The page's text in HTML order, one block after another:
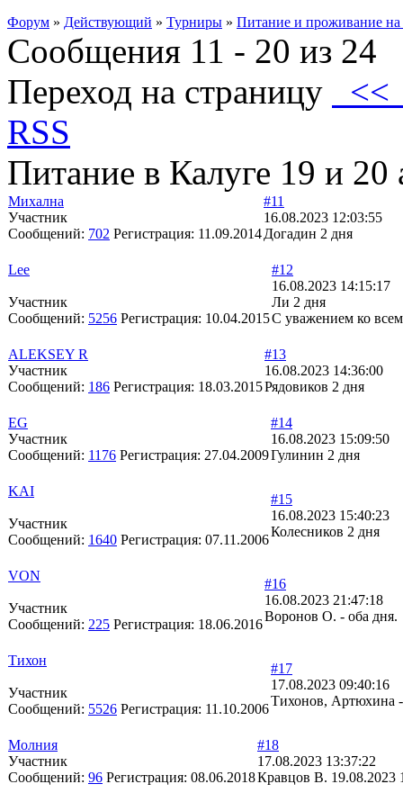
Форум » Действующий » Турниры » Питание и проживание на
Сообщения 11 - 20 из 24
Переход на страницу
RSS
Питание в Калуге 19 и 20
Михална
Участник
Сообщений: 702 Регистрация: 11.09.2014
#11
16.08.2023 12:03:55
Догадин 2 дня
Lee
Участник
Сообщений: 5256 Регистрация: 10.04.2015
#12
16.08.2023 14:15:17
Ли 2 дня
С уважением ко
ALEKSEY R
Участник
Сообщений: 186 Регистрация: 18.03.2015
#13
16.08.2023 14:36:00
Рядовиков 2 дня
EG
Участник
Сообщений: 1176 Регистрация: 27.04.2009
#14
16.08.2023 15:09:50
Гулинин 2 дня
KAI
Участник
Сообщений: 1640 Регистрация: 07.11.2006
#15
16.08.2023 15:40:23
Колесников 2 дня
VON
Участник
Сообщений: 225 Регистрация: 18.06.2016
#16
16.08.2023 21:47:18
Воронов О. - оба дня.
Тихон
Участник
Сообщений: 5526 Регистрация: 11.10.2006
#17
17.08.2023 09:40:16
Тихонов, Артюхина
Молния
Участник
Сообщений: 96 Регистрация: 08.06.2018
#18
17.08.2023 13:37:22
Кравцов В. 19.08.2023